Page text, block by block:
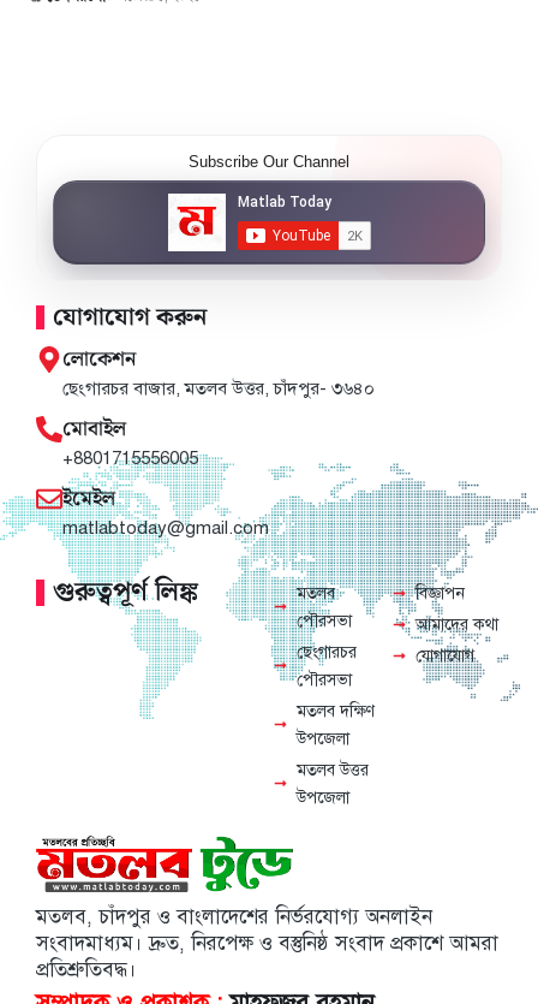
মতলব, চাঁদপুর ও বাংলাদেশের নির্ভরযোগ্য অনলাইন
সংবাদমাধ্যম। দ্রুত, নিরপেক্ষ ও বস্তুনিষ্ঠ সংবাদ প্রকাশে আমরা
প্রতিশ্রুতিবদ্ধ।
Subscribe Our Channel
গুরুত্বপূর্ণ লিঙ্ক
মতলব
পৌরসভা
ছেংগারচর
পৌরসভা
মতলব দক্ষিণ
উপজেলা
মতলব উত্তর
উপজেলা
বিজ্ঞাপন
আমাদের কথা
যোগাযোগ
যোগাযোগ করুন
লোকেশন
ছেংগারচর বাজার, মতলব উত্তর, চাঁদপুর- ৩৬৪০
মোবাইল
+8801715556005
ইমেইল
matlabtoday@gmail.com